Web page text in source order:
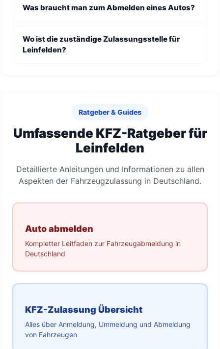
Was braucht man zum Abmelden eines Autos?
Wo ist die zuständige Zulassungsstelle für
Leinfelden?
Ratgeber & Guides
Umfassende KFZ-Ratgeber für
Leinfelden
Detaillierte Anleitungen und Informationen zu allen
Aspekten der Fahrzeugzulassung in Deutschland.
Auto abmelden
Kompletter Leitfaden zur Fahrzeugabmeldung in
Deutschland
KFZ-Zulassung Übersicht
Alles über Anmeldung, Ummeldung und Abmeldung
von Fahrzeugen